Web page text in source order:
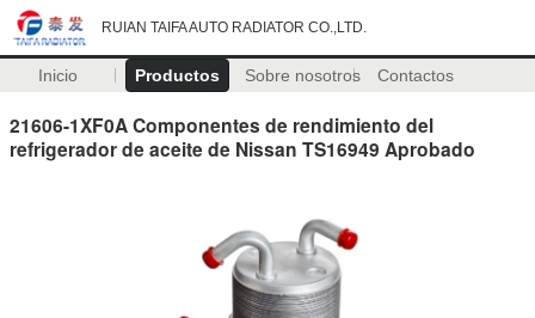
RUIAN TAIFA AUTO RADIATOR CO.,LTD.
Inicio Productos Sobre nosotros Contactos
21606-1XF0A Componentes de rendimiento del
refrigerador de aceite de Nissan TS16949 Aprobado